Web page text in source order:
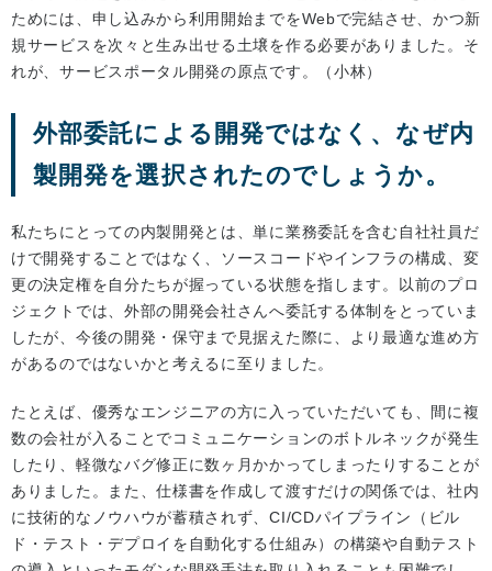
ためには、申し込みから利用開始までをWebで完結させ、かつ新
規サービスを次々と生み出せる土壌を作る必要がありました。そ
れが、サービスポータル開発の原点です。（小林）
外部委託による開発ではなく、なぜ内
製開発を選択されたのでしょうか。
私たちにとっての内製開発とは、単に業務委託を含む自社社員だ
けで開発することではなく、ソースコードやインフラの構成、変
更の決定権を自分たちが握っている状態を指します。以前のプロ
ジェクトでは、外部の開発会社さんへ委託する体制をとっていま
したが、今後の開発・保守まで見据えた際に、より最適な進め方
があるのではないかと考えるに至りました。
たとえば、優秀なエンジニアの方に入っていただいても、間に複
数の会社が入ることでコミュニケーションのボトルネックが発生
したり、軽微なバグ修正に数ヶ月かかってしまったりすることが
ありました。また、仕様書を作成して渡すだけの関係では、社内
に技術的なノウハウが蓄積されず、CI/CDパイプライン（ビル
ド・テスト・デプロイを自動化する仕組み）の構築や自動テスト